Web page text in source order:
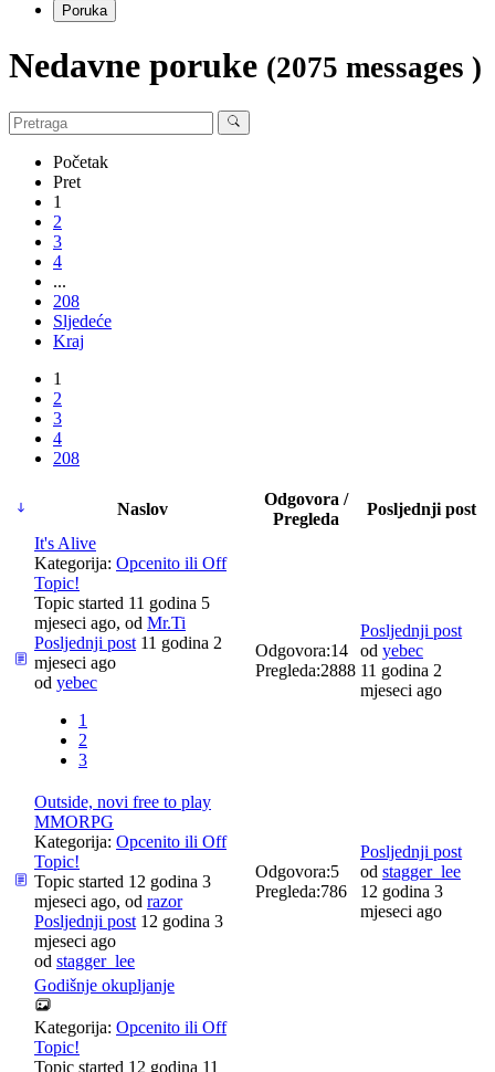
Poruka
Nedavne poruke (2075 messages )
Početak
Pret
1
2
3
4
...
208
Sljedeće
Kraj
1
2
3
4
208
Naslov
Odgovora /
Pregleda
Posljednji post
It's Alive
Kategorija: Opcenito ili Off
Topic!
Topic started 11 godina 5
mjeseci ago, od Mr.Ti
Posljednji post 11 godina 2
mjeseci ago
od yebec
1
2
3
Odgovora:14
Pregleda:2888
Posljednji post
od yebec
11 godina 2
mjeseci ago
Outside, novi free to play
MMORPG
Kategorija: Opcenito ili Off
Topic!
Topic started 12 godina 3
mjeseci ago, od razor
Posljednji post 12 godina 3
mjeseci ago
od stagger_lee
Odgovora:5
Pregleda:786
Posljednji post
od stagger_lee
12 godina 3
mjeseci ago
Godišnje okupljanje
Kategorija: Opcenito ili Off
Topic!
Topic started 12 godina 11